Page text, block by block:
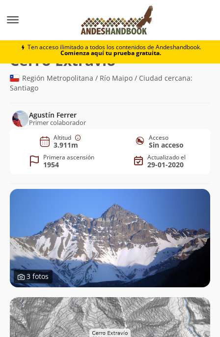
Ten acceso ilimitado a todos los contenidos de Andeshandbook.
Comienza aquí tu prueba gratuita.
Cerro Extravío
Cerro Extravío(3.911m)
Región Metropolitana / Río Maipo / Ciudad cercana:
Santiago
Agustín Ferrer
Primer colaborador
Altitud
3.911m
Acceso
Sin acceso
Primera ascensión
1954
Actualizado el
29-01-2020
3 fotos